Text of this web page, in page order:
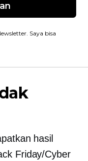
Saya bisa
hasil
Friday/Cyber